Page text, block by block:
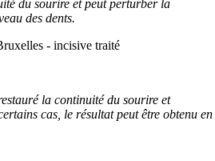
du sourire et peut perturber la
des dents.
la continuité du sourire et
cas, le résultat peut être obtenu en